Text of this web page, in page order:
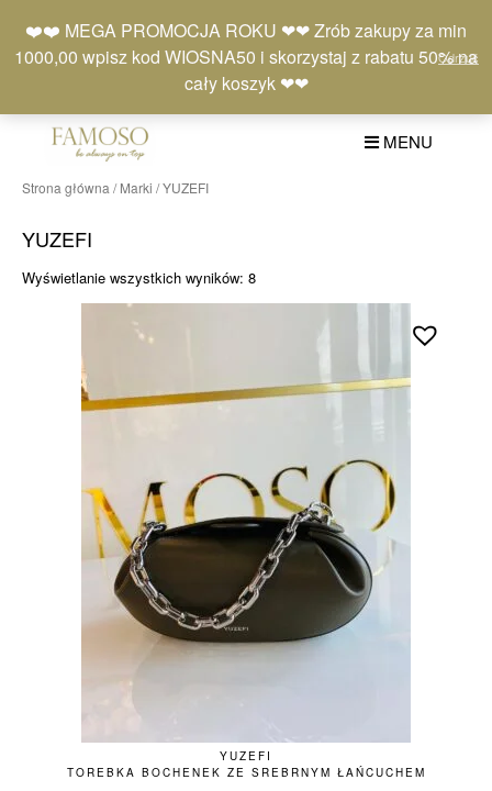
❤️❤️ MEGA PROMOCJA ROKU ❤❤ Zrób zakupy za min
1000,00 wpisz kod WIOSNA50 i skorzystaj z rabatu 50% na
cały koszyk ❤❤
Odrzuć
content
Moje
konto
Lista
życzeń
Koszyk
(0)
MENU
Strona główna /Marki / YUZEFI
YUZEFI
Wyświetlanie wszystkich wyników: 8Posortowane
YUZEFI
TOREBKA BOCHENEK ZE SREBRNYM ŁAŃCUCHEM